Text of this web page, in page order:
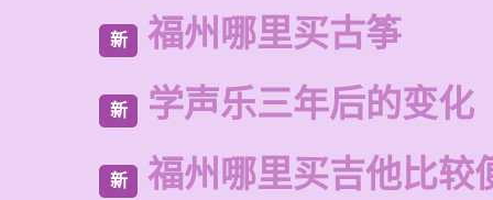
新 福州哪里买古筝
新 学声乐三年后的变化
新 福州哪里买吉他比较